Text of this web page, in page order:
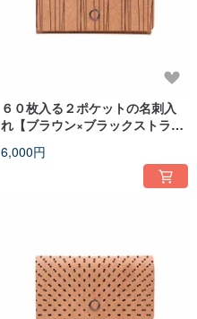
６０枚入る２ポケットの名刺入
れ【ブラウン×ブラックストライ
6,000円